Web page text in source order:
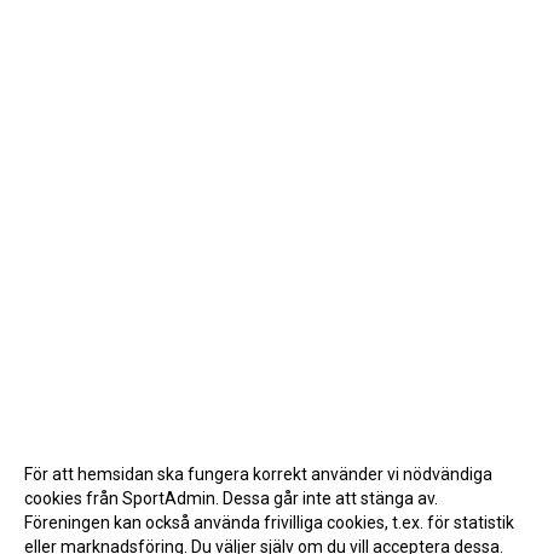
För att hemsidan ska fungera korrekt använder vi nödvändiga
cookies från SportAdmin. Dessa går inte att stänga av.
Föreningen kan också använda frivilliga cookies, t.ex. för statistik
eller marknadsföring. Du väljer själv om du vill acceptera dessa.